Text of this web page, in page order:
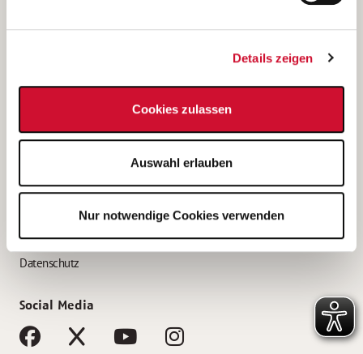
Details zeigen
Cookies zulassen
Auswahl erlauben
Nur notwendige Cookies verwenden
Bewerbung als Altenpflegehelfer*in
Bewerbung als Erzieher*in
AWO Gliederungen nach Bundesland
Impressum
Datenschutz
Social Media